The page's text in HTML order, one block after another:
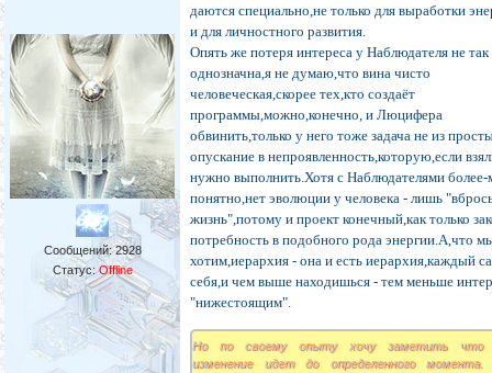
Сообщений:2928
Статус:Offline
даются специально,не только для выработки
и для личностного развития.
Опять же потеря интереса у Наблюдателя не так
однозначна,я не думаю,что вина чисто
человеческая,скорее тех,кто создаёт
программы,можно,конечно, и Люцифера
обвинить,только у него тоже задача не из
опускание в непроявленность,которую,если
нужно выполнить.Хотя с Наблюдателями более-
понятно,нет эволюции у человека - лишь
жизнь",потому и проект конечный,как только
потребность в подобного рода энергии.А,что
хотим,иерархия - она и есть иерархия,каждый
себя,и чем выше находишься - тем меньше
"нижестоящим".
Но по своему опыту хочу заметить что
изменение идет до определенного момента.